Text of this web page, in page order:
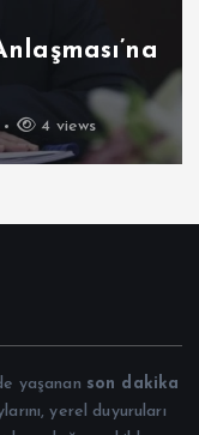
4 views
yaşanan son dakika
yerel duyuruları